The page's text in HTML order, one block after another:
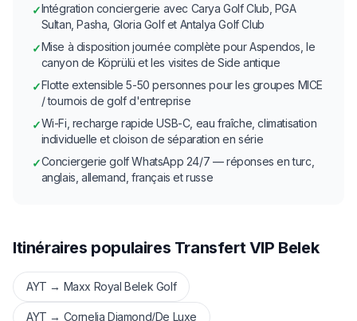
✓Intégration conciergerie avec Carya Golf Club, PGA
Sultan, Pasha, Gloria Golf et Antalya Golf Club
✓Mise à disposition journée complète pour Aspendos, le
canyon de Köprülü et les visites de Side antique
✓Flotte extensible 5-50 personnes pour les groupes MICE
/ tournois de golf d'entreprise
✓Wi-Fi, recharge rapide USB-C, eau fraîche, climatisation
individuelle et cloison de séparation en série
✓Conciergerie golf WhatsApp 24/7 — réponses en turc,
anglais, allemand, français et russe
Itinéraires populaires Transfert VIP Belek
AYT → Maxx Royal Belek Golf
AYT → Cornelia Diamond/De Luxe